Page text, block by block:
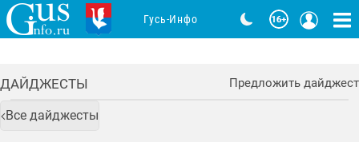
ДАЙДЖЕСТЫ Предложить дайджест
Все дайджесты
Гусь-Инфо